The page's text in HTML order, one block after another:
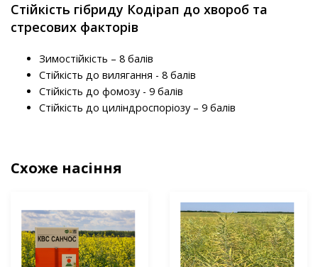
Стійкість гібриду Кодірап до хвороб та
стресових факторів
Зимостійкість – 8 балів
Стійкість до вилягання - 8 балів
Стійкість до фомозу - 9 балів
Стійкість до циліндроспоріозу – 9 балів
Схоже насіння